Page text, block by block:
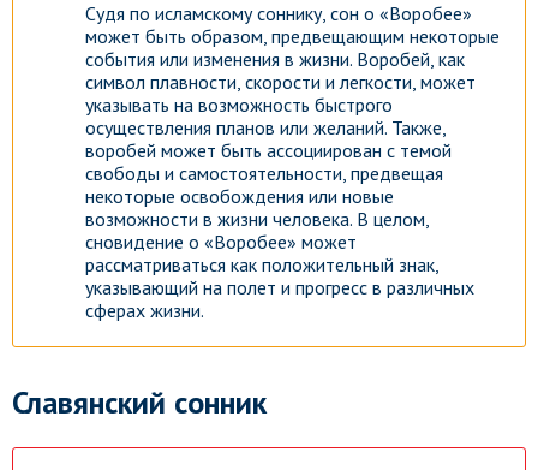
Судя по исламскому соннику, сон о «Воробее»
может быть образом, предвещающим некоторые
события или изменения в жизни. Воробей, как
символ плавности, скорости и легкости, может
указывать на возможность быстрого
осуществления планов или желаний. Также,
воробей может быть ассоциирован с темой
свободы и самостоятельности, предвещая
некоторые освобождения или новые
возможности в жизни человека. В целом,
сновидение о «Воробее» может
рассматриваться как положительный знак,
указывающий на полет и прогресс в различных
сферах жизни.
Славянский сонник